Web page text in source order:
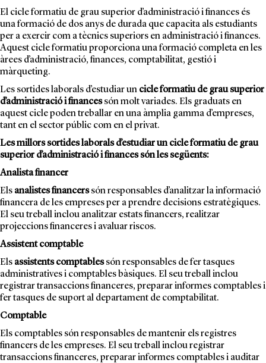
El cicle formatiu de grau superior d’administració i finances és
una formació de dos anys de durada que capacita als estudiants
per a exercir com a tècnics superiors en administració i finances.
Aquest cicle formatiu proporciona una formació completa en les
àrees d’administració, finances, comptabilitat, gestió i
màrqueting.
Les sortides laborals d’estudiar un cicle formatiu de grau superior
d’administració i financessón molt variades. Els graduats en
aquest cicle poden treballar en una àmplia gamma d’empreses,
tant en el sector públic com en el privat.
Les millors sortides laborals d’estudiar un cicle formatiu de grau
superior d’administració i finances són les següents:
Analista financer
Els analistes financerssón responsables d’analitzar la informació
financera de les empreses per a prendre decisions estratègiques.
El seu treball inclou analitzar estats financers, realitzar
projeccions financeres i avaluar riscos.
Assistent comptable
Els assistents comptablessón responsables de fer tasques
administratives i comptables bàsiques. El seu treball inclou
registrar transaccions financeres, preparar informes comptables i
fer tasques de suport al departament de comptabilitat.
Comptable
Els comptables són responsables de mantenir els registres
financers de les empreses. El seu treball inclou registrar
transaccions financeres, preparar informes comptables i auditar